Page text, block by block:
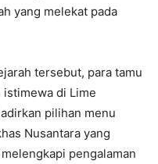
yang melekat pada
tersebut, para tamu
istimewa di Lime
pilihan menu
Nusantara yang
pengalaman